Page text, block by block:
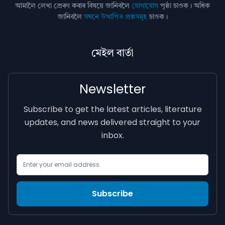
আমালৈ লেখা প্ৰেৰণ কৰাৰ বিষয়ে জানিবলৈ যোগাযোগ পৃষ্ঠা চাওক। অধিক
জানিবলৈসঘনে উত্থাপিত প্ৰশ্নসমূহচাওক।
মেইল বাৰ্তা
Newsletter
Subscribe to get the latest articles, literature
updates, and news delivered straight to your
inbox.
Subscribe